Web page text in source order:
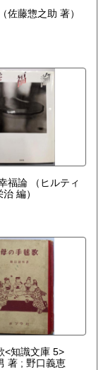
（佐藤惣之助 著）
福論
（ヒルティ
編）
<知識文庫 5>
著 ; 野口義恵